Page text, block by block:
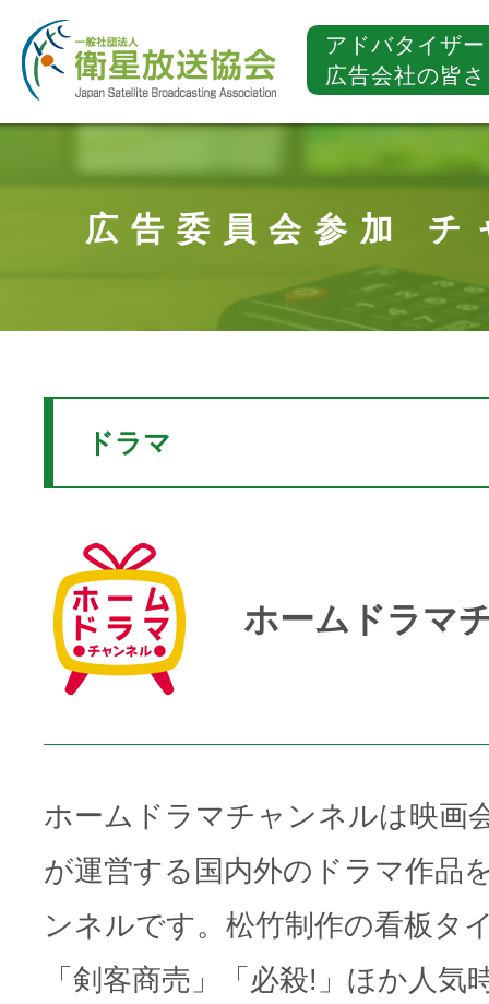
アドバタイザ
広告会社の皆
広告委員会参加 チ
ドラマ
ホームドラマ
ホームドラマチャンネルは映画
が運営する国内外のドラマ作品
ンネルです。松竹制作の看板タ
「剣客商売」「必殺!」ほか人